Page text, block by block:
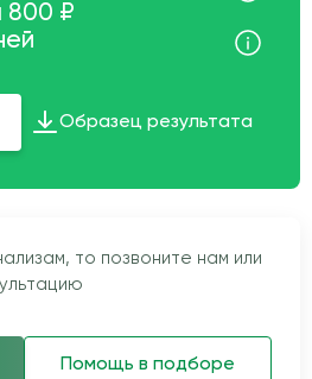
800 ₽
Образец результата
то позвоните нам или
Помощь в подборе